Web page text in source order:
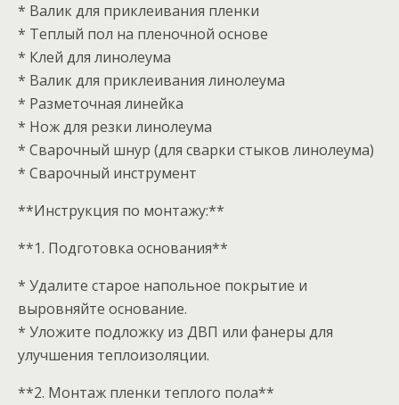
* Валик для приклеивания пленки
* Теплый пол на пленочной основе
* Клей для линолеума
* Валик для приклеивания линолеума
* Разметочная линейка
* Нож для резки линолеума
* Сварочный шнур (для сварки стыков линолеума)
* Сварочный инструмент
**Инструкция по монтажу:**
**1. Подготовка основания**
* Удалите старое напольное покрытие и
выровняйте основание.
* Уложите подложку из ДВП или фанеры для
улучшения теплоизоляции.
**2. Монтаж пленки теплого пола**